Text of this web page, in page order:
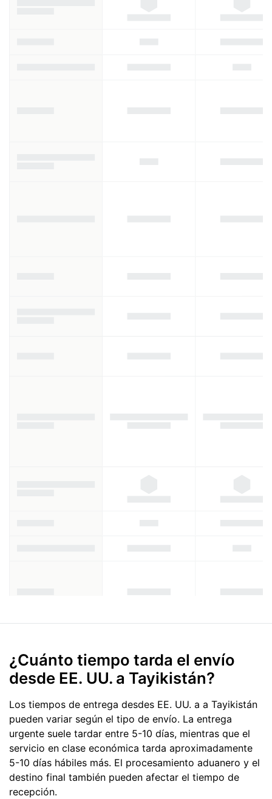
¿Cuánto tiempo tarda el envío
desde EE. UU. a Tayikistán?
Los tiempos de entrega desdes EE. UU. a a Tayikistán
pueden variar según el tipo de envío. La entrega
urgente suele tardar entre 5-10 días, mientras que el
servicio en clase económica tarda aproximadamente
5-10 días hábiles más. El procesamiento aduanero y el
destino final también pueden afectar el tiempo de
recepción.